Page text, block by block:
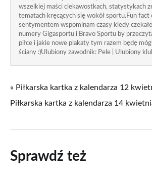
wszelkiej maści ciekawostkach, statystykach
tematach kręcących się wokół sportu.Fun fact
sentymentem wspominam czasy kiedy
numery Gigasportu i Bravo Sportu by
piłce i jakie nowe plakaty tym razem będę
ściany :)Ulubiony zawodnik: Pele | Ulubiony
« Piłkarska kartka z kalendarza 12
Piłkarska kartka z kalendarza 14
Sprawdź też